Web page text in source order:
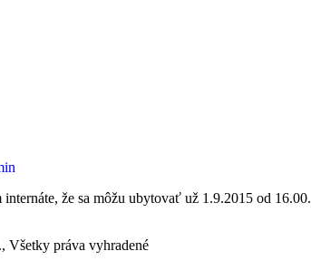
že sa môžu ubytovať už 1.9.2015 od 16.00.
práva vyhradené